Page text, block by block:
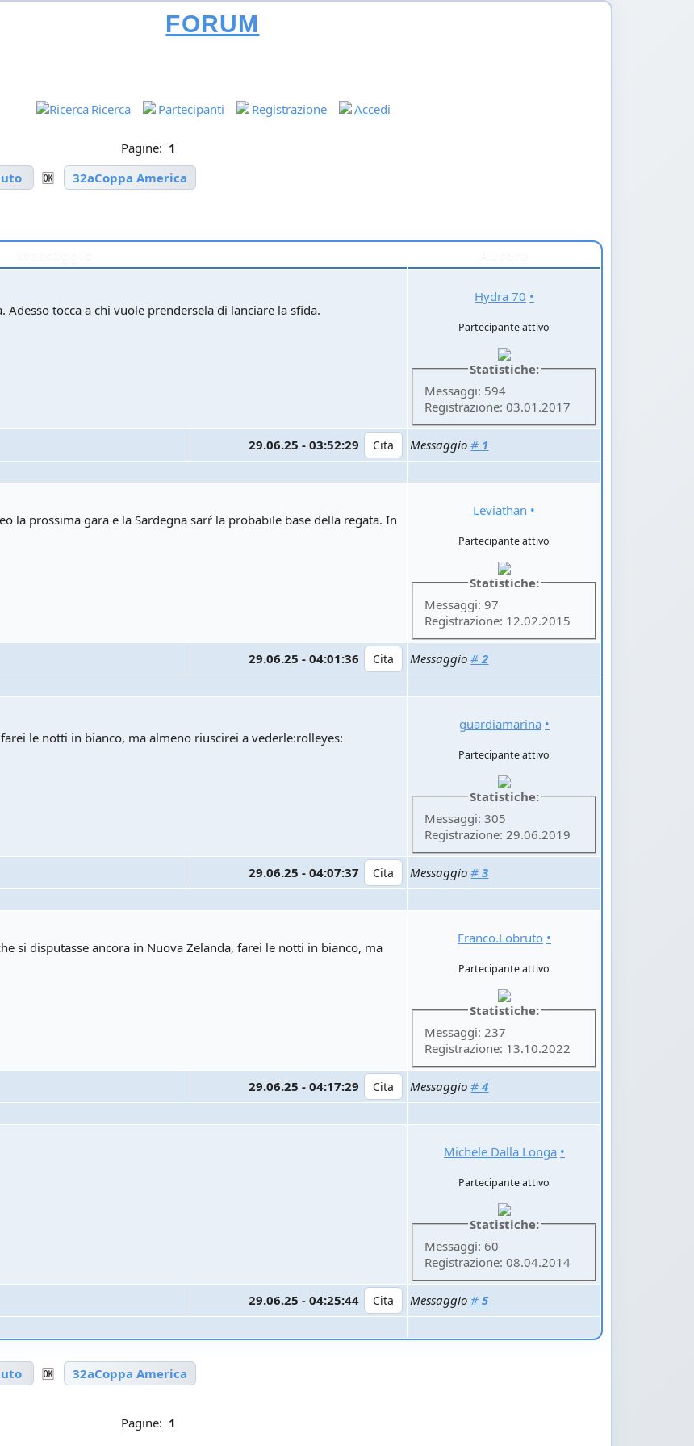
FORUM
Ricerca Partecipanti Registrazione
Accedi
Pagine: 1
🆗 32aCoppa America
tocca a chi vuole prendersela di lanciare la sfida.
Hydra 70 •
Partecipante attivo
Statistiche:
Messaggi: 594
Registrazione: 03.01.2017
29.06.25 - 03:52:29 Messaggio# 1
la prossima gara e la Sardegna sarŕ la probabile base della regata. In
Leviathan •
Partecipante attivo
Statistiche:
Messaggi: 97
Registrazione: 12.02.2015
29.06.25 - 04:01:36 Messaggio#2
le notti in bianco, ma almeno riuscirei a vederle:rolleyes:
guardiamarina •
Partecipante attivo
Statistiche:
Messaggi: 305
Registrazione: 29.06.2019
29.06.25 - 04:07:37 Messaggio#3
si disputasse ancora in Nuova Zelanda, farei le notti in bianco, ma
Franco.Lobruto •
Partecipante attivo
Statistiche:
Messaggi: 237
Registrazione: 13.10.2022
29.06.25 - 04:17:29 Messaggio#4
Michele Dalla Longa •
Partecipante attivo
Statistiche:
Messaggi: 60
Registrazione: 08.04.2014
29.06.25 - 04:25:44 Messaggio#5
🆗 32aCoppa America
Pagine: 1